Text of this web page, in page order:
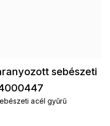
sebészeti
acél gyűrű